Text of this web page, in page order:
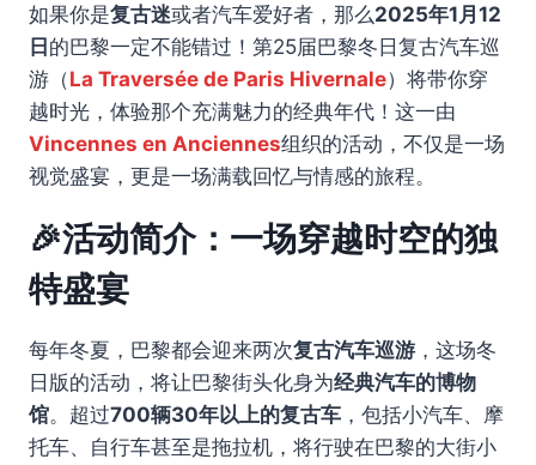
如果你是复古迷或者汽车爱好者，那么2025年1月12
日的巴黎一定不能错过！第25届巴黎冬日复古汽车巡
游（La Traversée de Paris Hivernale）将带你穿
越时光，体验那个充满魅力的经典年代！这一由
Vincennes en Anciennes组织的活动，不仅是一场
视觉盛宴，更是一场满载回忆与情感的旅程。
🎉活动简介：一场穿越时空的独
特盛宴
每年冬夏，巴黎都会迎来两次复古汽车巡游 ，这场冬
日版的活动，将让巴黎街头化身为经典汽车的博物
馆。超过700辆30年以上的复古车 ，包括小汽车、摩
托车、自行车甚至是拖拉机，将行驶在巴黎的大街小